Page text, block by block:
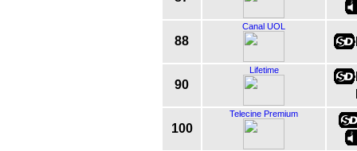
88
Canal UOL
90
Lifetime
100
Telecine Premium